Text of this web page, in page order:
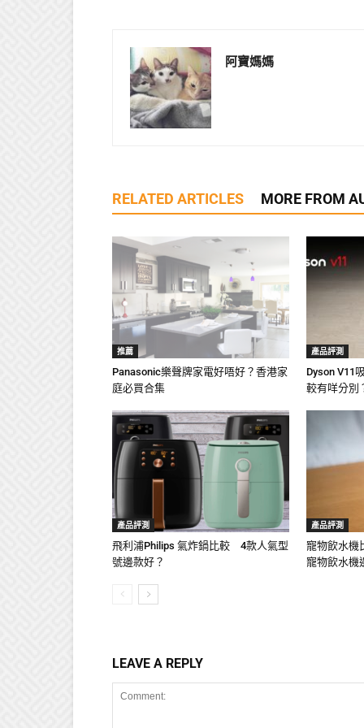
阿寶媽媽
RELATED ARTICLES MORE FROM
推薦
Panasonic樂聲牌家電好唔好？香港家
庭必買合集
產品評測
Dyson V11
較有咩分別
產品評測
飛利浦Philips 氣炸鍋比較 4款人氣型
號邊款好？
產品評測
寵物飲水機
寵物飲水機
LEAVE A REPLY